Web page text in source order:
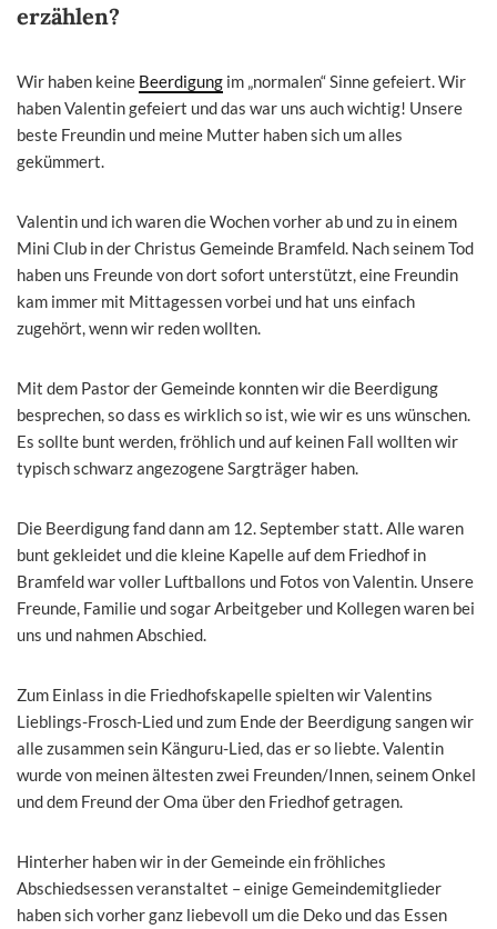
erzählen?
Wir haben keine Beerdigung im „normalen“ Sinne gefeiert. Wir
haben Valentin gefeiert und das war uns auch wichtig! Unsere
beste Freundin und meine Mutter haben sich um alles
gekümmert.
Valentin und ich waren die Wochen vorher ab und zu in einem
Mini Club in der Christus Gemeinde Bramfeld. Nach seinem Tod
haben uns Freunde von dort sofort unterstützt, eine Freundin
kam immer mit Mittagessen vorbei und hat uns einfach
zugehört, wenn wir reden wollten.
Mit dem Pastor der Gemeinde konnten wir die Beerdigung
besprechen, so dass es wirklich so ist, wie wir es uns wünschen.
Es sollte bunt werden, fröhlich und auf keinen Fall wollten wir
typisch schwarz angezogene Sargträger haben.
Die Beerdigung fand dann am 12. September statt. Alle waren
bunt gekleidet und die kleine Kapelle auf dem Friedhof in
Bramfeld war voller Luftballons und Fotos von Valentin. Unsere
Freunde, Familie und sogar Arbeitgeber und Kollegen waren bei
uns und nahmen Abschied.
Zum Einlass in die Friedhofskapelle spielten wir Valentins
Lieblings-Frosch-Lied und zum Ende der Beerdigung sangen wir
alle zusammen sein Känguru-Lied, das er so liebte. Valentin
wurde von meinen ältesten zwei Freunden/Innen, seinem Onkel
und dem Freund der Oma über den Friedhof getragen.
Hinterher haben wir in der Gemeinde ein fröhliches
Abschiedsessen veranstaltet – einige Gemeindemitglieder
haben sich vorher ganz liebevoll um die Deko und das Essen